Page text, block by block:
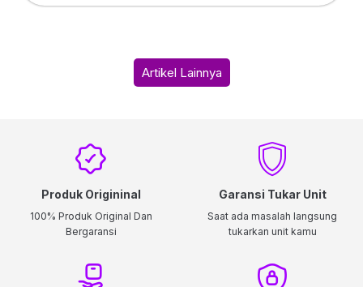
Artikel Lainnya
Produk Origininal
100% Produk Original Dan
Bergaransi
Garansi Tukar Unit
Saat ada masalah langsung
tukarkan unit kamu